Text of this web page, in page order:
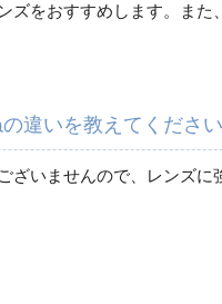
ズをおすすめします。ま
違いを教えてください
ざいませんので、レンズ